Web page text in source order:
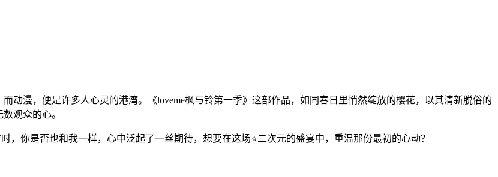
动漫，便是许多人心灵的港湾。《loveme枫与铃第一季》这部作品，如同春日里悄然绽放的樱花，以其清新脱俗的
观众的心。
，你是否也和我一样，心中泛起了一丝期待，想要在这场⭐二次元的盛宴中，重温那份最初的心动？